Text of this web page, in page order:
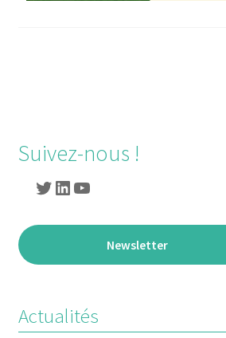
Suivez-nous !
Newsletter
Actualités